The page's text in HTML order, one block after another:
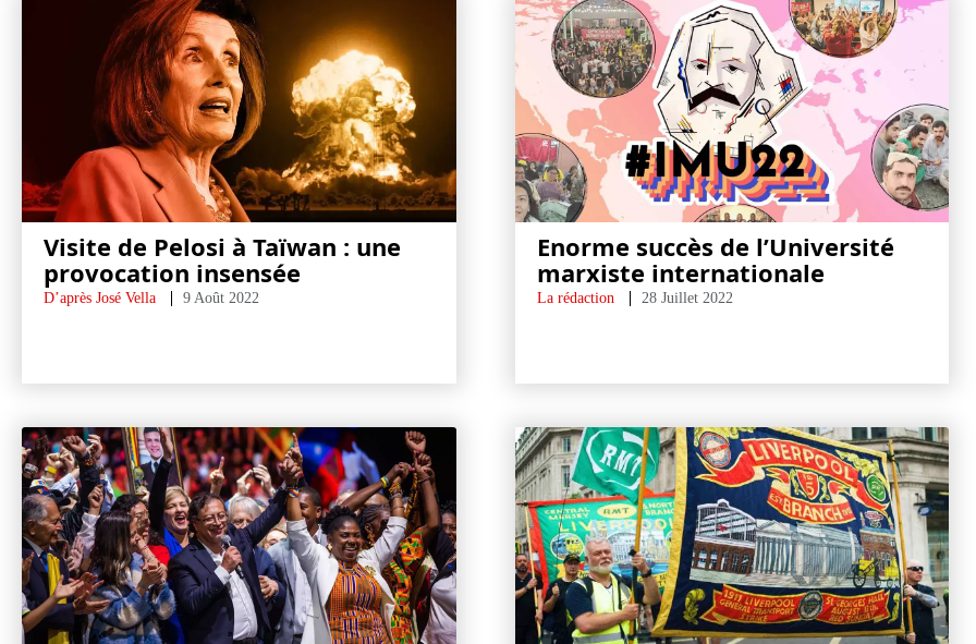
Visite de Pelosi à Taïwan : une
provocation insensée
D’après José Vella 9 Août 2022
Enorme succès de l’Université
marxiste internationale
La rédaction 28 Juillet 2022